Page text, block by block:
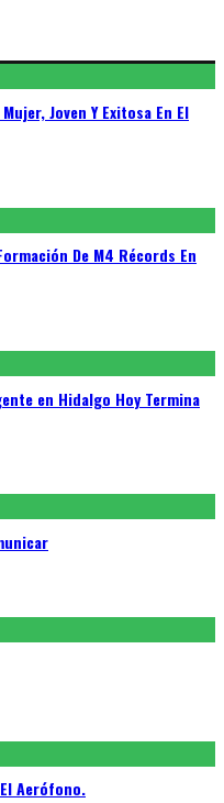
Joven Y Exitosa En El
De M4 Récords En
en Hidalgo Hoy Termina
Aerófono.